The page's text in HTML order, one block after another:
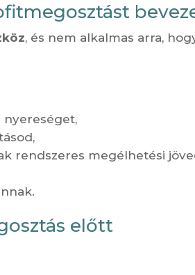
, és nem alkalmas arra,
nyereséget,
rendszeres megélhetési
előtt